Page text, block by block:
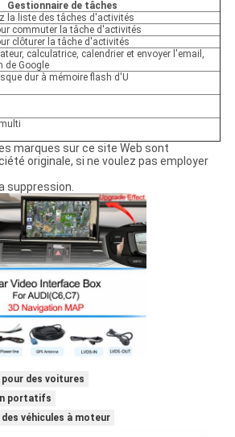
Gestionnaire de tâches
la liste des tâches d'activités
commuter la tâche d'activités
clôturer la tâche d'activités
calculatrice, calendrier et envoyer l'email,
de Google
dur à mémoire flash d'U
marques sur ce site Web sont
originale, si ne voulez pas employer
suppression.
des voitures
portatifs
véhicules à moteur